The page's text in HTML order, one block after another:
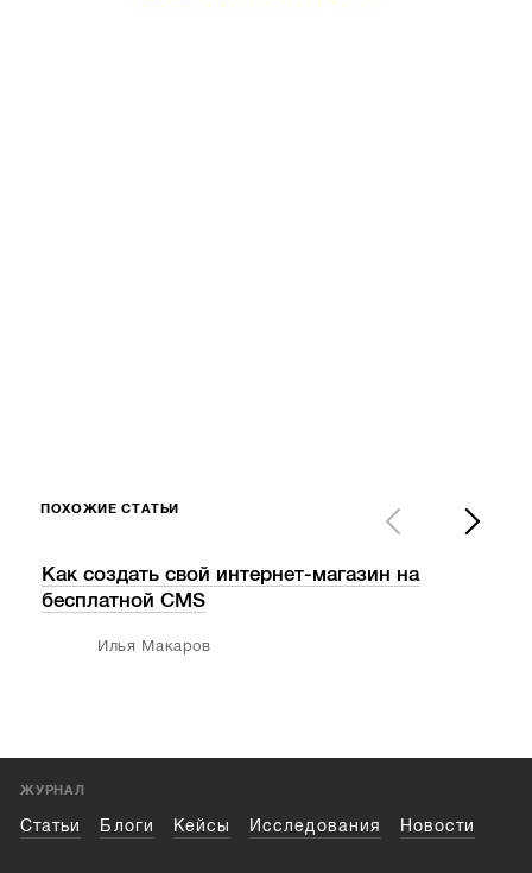
ПОХОЖИЕ СТАТЬИ
Как создать свой интернет-магазин на
бесплатной СМS
Илья Макаров
ЖУРНАЛ
Статьи Блоги Кейсы Исследования Новости